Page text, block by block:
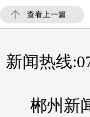
查看上一篇
新闻热线
郴州新